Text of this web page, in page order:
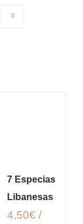
7 Especias
Libanesas
4,50€ /